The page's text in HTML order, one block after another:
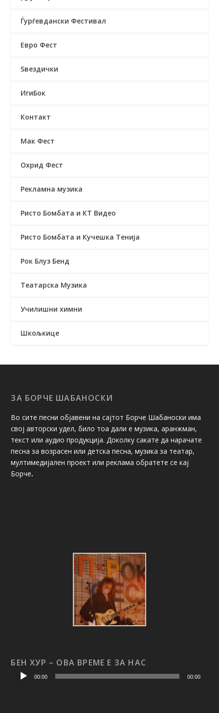
Ѓурѓевдански Фестивал
Евро Фест
Ѕвездички
ИгиБок
Контакт
Мак Фест
Охрид Фест
Рекламна музика
Ристо Бомбата и КТ Видео
Ристо Бомбата и Кучешка Тенија
Рок Блуз Бенд
Театарска Музика
Училишни химни
Шкољкице
ЗА БОРЧЕ ШАБАНОСКИ
Во сите песни објавени на сајтот Борче Шабаноски има
свој авторски удел, било тоа дали е музика, аранжман,
текст или аудио продукција. Доколку сакате да нарачате
песна за возрасен или детска песна, музика за театар,
мултимедијален проект или реклама обратете се кај
Борче.
БЕН ХУР – ОВА ВРЕМЕ Е ЗА НАС
Аудио
плејер
00:00 00:00